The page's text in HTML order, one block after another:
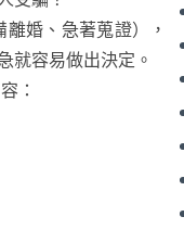
婚、急著蒐證），
就容易做出決定。
：